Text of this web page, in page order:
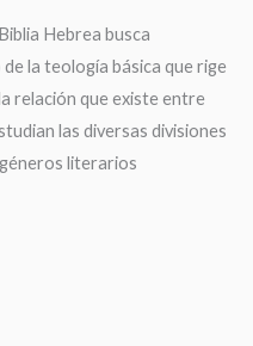
Hebrea busca
la teología básica que rige
relación que existe entre
las diversas divisiones
literarios